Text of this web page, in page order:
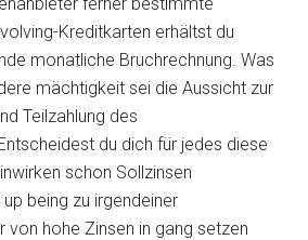
Kreditkarten erhältst du
monatliche Bruchrechnung. Was
mächtigkeit sei die Aussicht zur
Teilzahlung des
du dich für jedes diese
schon Sollzinsen
being zu irgendeiner
von hohe Zinsen in gang setzen